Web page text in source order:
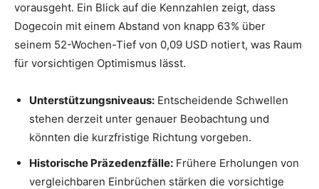
vorausgeht. Ein Blick auf die Kennzahlen zeigt, dass
Dogecoin mit einem Abstand von knapp 63% über
seinem 52-Wochen-Tief von 0,09 USD notiert, was Raum
für vorsichtigen Optimismus lässt.
Unterstützungsniveaus: Entscheidende Schwellen
stehen derzeit unter genauer Beobachtung und
könnten die kurzfristige Richtung vorgeben.
Historische Präzedenzfälle: Frühere Erholungen von
vergleichbaren Einbrüchen stärken die vorsichtige